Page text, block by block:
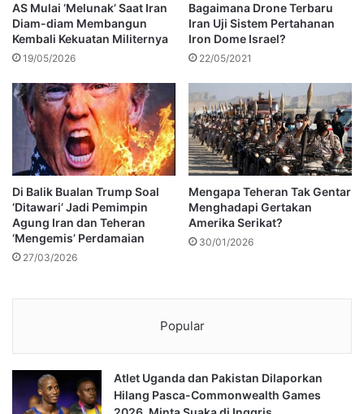
AS Mulai ‘Melunak’ Saat Iran
Diam-diam Membangun
Kembali Kekuatan Militernya
19/05/2026
Bagaimana Drone Terbaru
Iran Uji Sistem Pertahanan
Iron Dome Israel?
22/05/2021
Di Balik Bualan Trump Soal
‘Ditawari’ Jadi Pemimpin
Agung Iran dan Teheran
‘Mengemis’ Perdamaian
27/03/2026
Mengapa Teheran Tak Gentar
Menghadapi Gertakan
Amerika Serikat?
30/01/2026
Popular
Atlet Uganda dan Pakistan Dilaporkan
Hilang Pasca-Commonwealth Games